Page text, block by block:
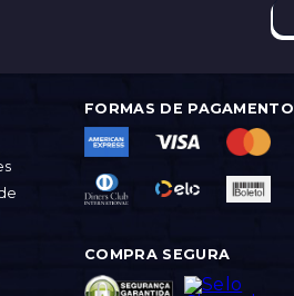
FORMAS DE PAGAMENTO
COMPRA SEGURA